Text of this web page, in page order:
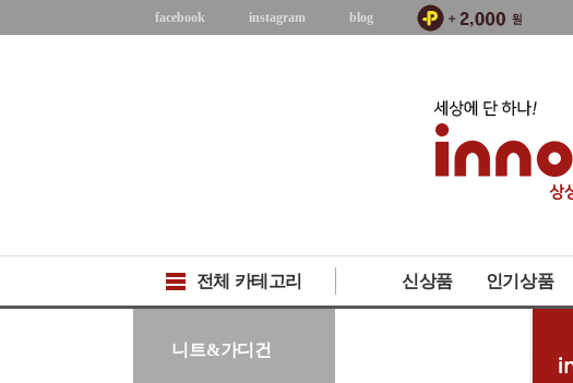
facebook instagram blog
전체 카테고리 신상품 인기상품
니트&가디건